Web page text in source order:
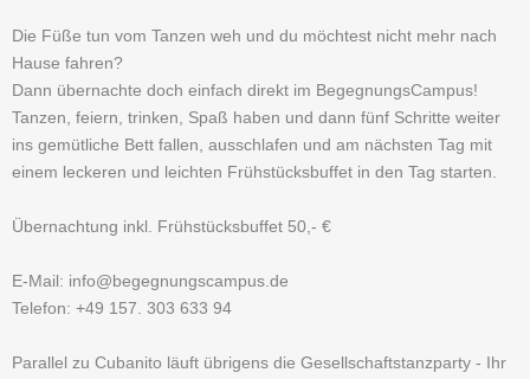
Die Füße tun vom Tanzen weh und du möchtest nicht mehr nach
Hause fahren?
Dann übernachte doch einfach direkt im BegegnungsCampus!
Tanzen, feiern, trinken, Spaß haben und dann fünf Schritte weiter
ins gemütliche Bett fallen, ausschlafen und am nächsten Tag mit
einem leckeren und leichten Frühstücksbuffet in den Tag starten.
Übernachtung inkl. Frühstücksbuffet 50,- €
E-Mail: info@begegnungscampus.de
Telefon: +49 157. 303 633 94
Parallel zu Cubanito läuft übrigens die Gesellschaftstanzparty - Ihr